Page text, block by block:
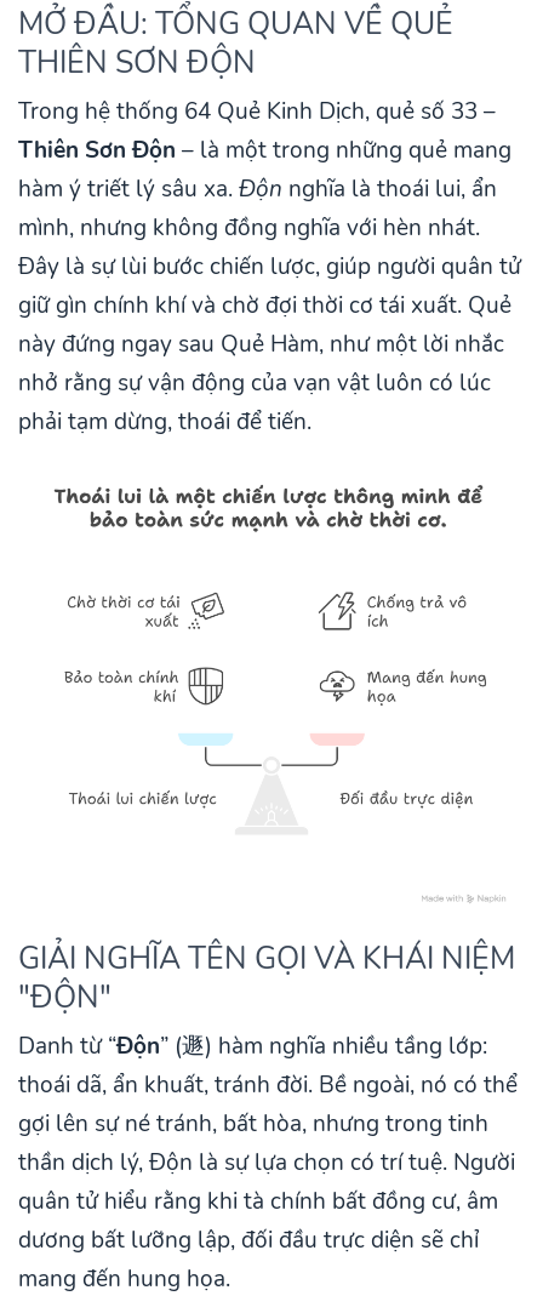
MỞ ĐẦU: TỔNG QUAN VỀ QUẺ
THIÊN SƠN ĐỘN
Trong hệ thống 64 Quẻ Kinh Dịch, quẻ số 33 –
Thiên Sơn Độn – là một trong những quẻ mang
hàm ý triết lý sâu xa.Độn nghĩa là thoái lui, ẩn
mình, nhưng không đồng nghĩa với hèn nhát.
Đây là sự lùi bước chiến lược, giúp người quân tử
giữ gìn chính khí và chờ đợi thời cơ tái xuất. Quẻ
này đứng ngay sau Quẻ Hàm, như một lời nhắc
nhở rằng sự vận động của vạn vật luôn có lúc
phải tạm dừng, thoái để tiến.
GIẢI NGHĨA TÊN GỌI VÀ KHÁI NIỆM
"ĐỘN"
Danh từ “Độn” (遯) hàm nghĩa nhiều tầng lớp:
thoái dã, ẩn khuất, tránh đời. Bề ngoài, nó có thể
gợi lên sự né tránh, bất hòa, nhưng trong tinh
thần dịch lý, Độn là sự lựa chọn có trí tuệ. Người
quân tử hiểu rằng khi tà chính bất đồng cư, âm
dương bất lưỡng lập, đối đầu trực diện sẽ chỉ
mang đến hung họa.